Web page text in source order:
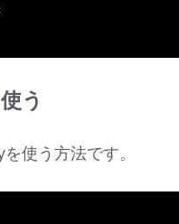
う
使う方法です。